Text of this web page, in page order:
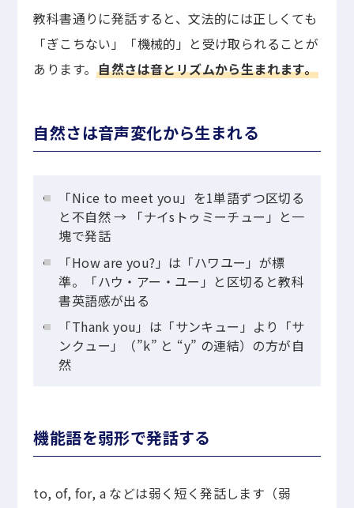
教科書通りに発話すると、文法的には正しくても
「ぎこちない」「機械的」と受け取られることが
あります。自然さは音とリズムから生まれます。
自然さは音声変化から生まれる
「Nice to meet you」を1単語ずつ区切る
と不自然 → 「ナイsトゥミーチュー」と一
塊で発話
「How are you?」は「ハワユー」が標
準。「ハウ・アー・ユー」と区切ると教科
書英語感が出る
「Thank you」は「サンキュー」より「サ
ンクュー」（”k” と “y” の連結）の方が自
然
機能語を弱形で発話する
to, of, for, a などは弱く短く発話します（弱